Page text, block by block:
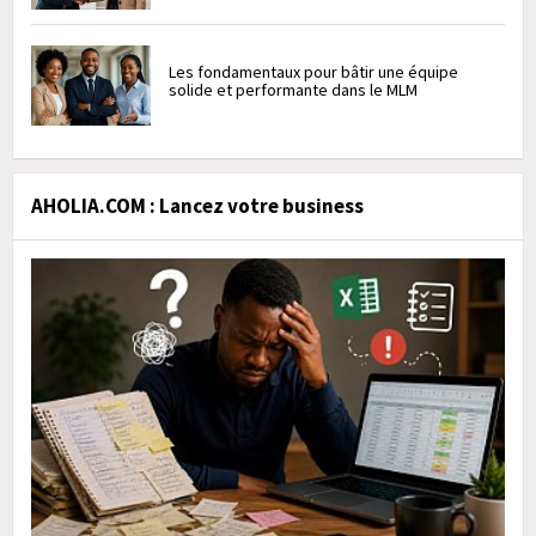
Les fondamentaux pour bâtir une équipe
solide et performante dans le MLM
AHOLIA.COM : Lancez votre business